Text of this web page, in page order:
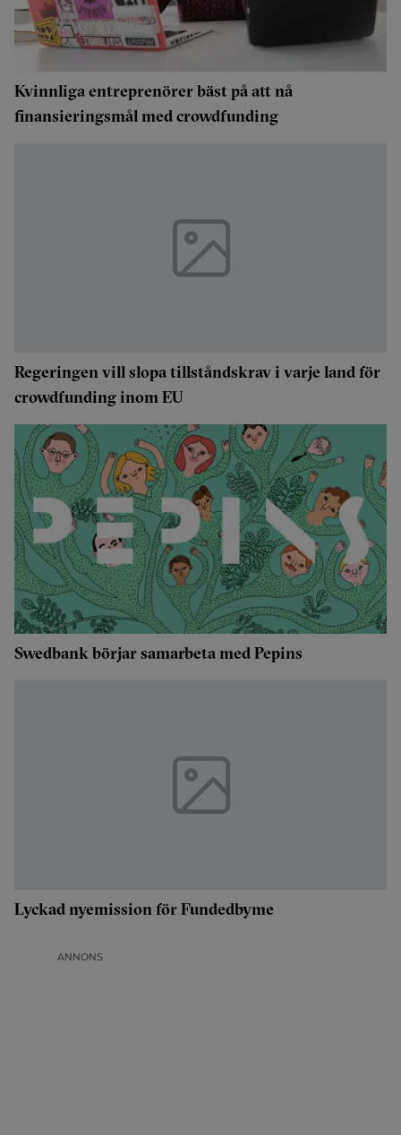
Kvinnliga entreprenörer bäst på att nå
finansieringsmål med crowdfunding
Regeringen vill slopa tillståndskrav i varje land för
crowdfunding inom EU
Swedbank börjar samarbeta med Pepins
Lyckad nyemission för Fundedbyme
ANNONS